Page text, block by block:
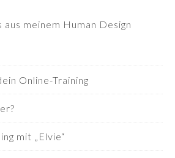
meinem Human Design
Online-Training
mit „Elvie“